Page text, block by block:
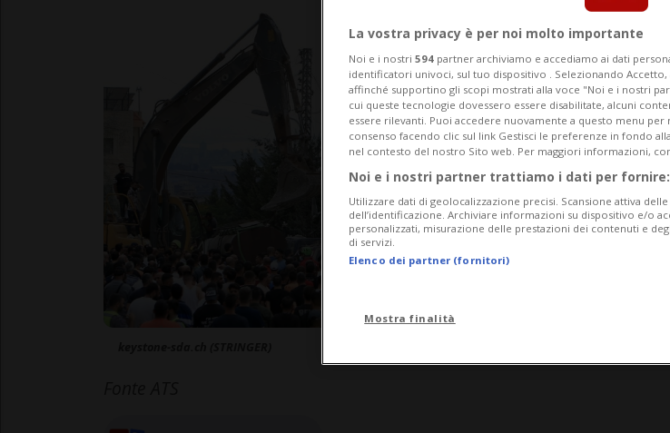
La vostra privacy è per noi molto importante
Noi e i nostri 594 partner archiviamo e accediamo ai dati
identificatori univoci, sul tuo dispositivo . Selezionando
affinché supportino gli scopi mostrati alla voce "Noi e i nostri
cui queste tecnologie dovessero essere disabilitate, alcuni
essere rilevanti. Puoi accedere nuovamente a questo menu
consenso facendo clic sul link Gestisci le preferenze in fondo
nel contesto del nostro Sito web. Per maggiori informazioni,
Noi e i nostri partner trattiamo i dati per fornire:
Utilizzare dati di geolocalizzazione precisi. Scansione attiva
dell’identificazione. Archiviare informazioni su dispositivo e/o
personalizzati, misurazione delle prestazioni dei contenuti e
di servizi.
Elenco dei partner (fornitori)
Mostra finalità